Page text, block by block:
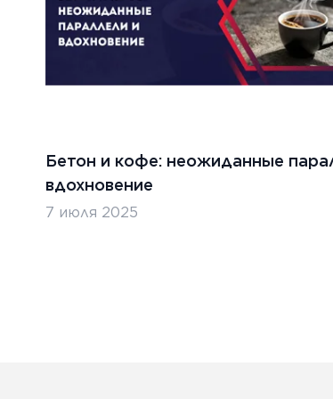
Бетон и кофе: неожиданные
вдохновение
7 июля 2025